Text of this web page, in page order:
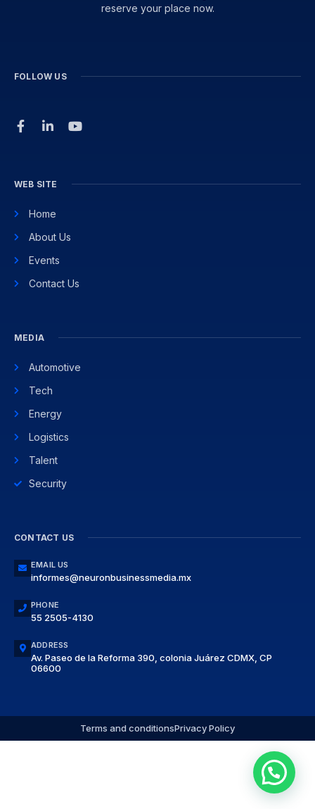
reserve your place now.
FOLLOW US
WEB SITE
Home
About Us
Events
Contact Us
MEDIA
Automotive
Tech
Energy
Logistics
Talent
Security
CONTACT US
EMAIL US
informes@neuronbusinessmedia.mx
PHONE
55 2505-4130
ADDRESS
Av. Paseo de la Reforma 390, colonia Juárez CDMX, CP
06600
Terms and conditionsPrivacy Policy